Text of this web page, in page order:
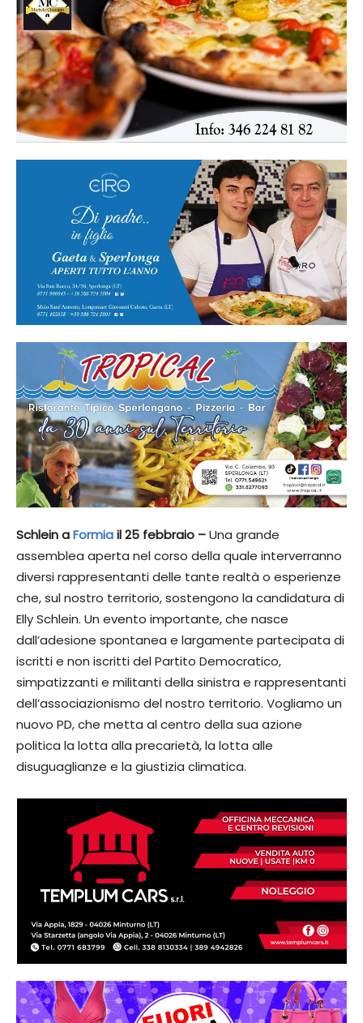
Schlein aFormiail 25 febbraio –Una grande
assemblea aperta nel corso della quale interverranno
diversi rappresentanti delle tante realtà o esperienze
che, sul nostro territorio, sostengono la candidatura di
Elly Schlein. Un evento importante, che nasce
dall’adesione spontanea e largamente partecipata di
iscritti e non iscritti del Partito Democratico,
simpatizzanti e militanti della sinistra e rappresentanti
dell’associazionismo del nostro territorio. Vogliamo un
nuovo PD, che metta al centro della sua azione
politica la lotta alla precarietà, la lotta alle
disuguaglianze e la giustizia climatica.